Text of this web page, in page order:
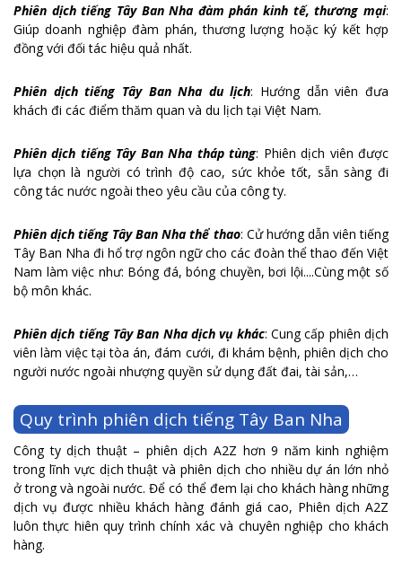
Phiên dịch tiếng Tây Ban Nha đàm phán kinh tế, thương mại:
Giúp doanh nghiệp đàm phán, thương lượng hoặc ký kết hợp
đồng với đối tác hiệu quả nhất.
Phiên dịch tiếng Tây Ban Nha du lịch: Hướng dẫn viên đưa
khách đi các điểm thăm quan và du lịch tại Việt Nam.
Phiên dịch tiếng Tây Ban Nha tháp tùng: Phiên dịch viên được
lựa chọn là người có trình độ cao, sức khỏe tốt, sẵn sàng đi
công tác nước ngoài theo yêu cầu của công ty.
Phiên dịch tiếng Tây Ban Nha thể thao: Cử hướng dẫn viên tiếng
Tây Ban Nha đi hổ trợ ngôn ngữ cho các đoàn thể thao đến Việt
Nam làm việc như: Bóng đá, bóng chuyền, bơi lội....Cùng một số
bộ môn khác.
Phiên dịch tiếng Tây Ban Nha dịch vụ khác: Cung cấp phiên dịch
viên làm việc tại tòa án, đám cưới, đi khám bệnh, phiên dịch cho
người nước ngoài nhượng quyền sử dụng đất đai, tài sản,…
Quy trình phiên dịch tiếng Tây Ban Nha
Công ty dịch thuật – phiên dịch A2Z hơn 9 năm kinh nghiệm
trong lĩnh vực dịch thuật và phiên dịch cho nhiều dự án lớn nhỏ
ở trong và ngoài nước. Để có thể đem lại cho khách hàng những
dịch vụ được nhiều khách hàng đánh giá cao, Phiên dịch A2Z
luôn thực hiên quy trình chính xác và chuyên nghiệp cho khách
hàng.